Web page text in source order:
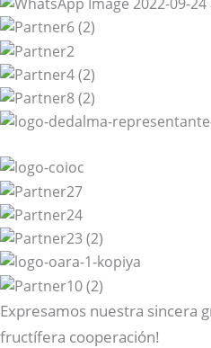
Expresamos nuestra sincera
fructífera cooperación!